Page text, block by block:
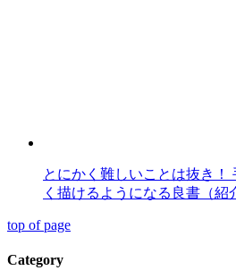
とにかく難しいことは抜き！
く描けるようになる良書（紹
top of page
Category